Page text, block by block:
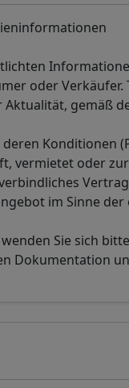
oder
gemäß
Konditionen
vermietet oder
im Sinne
Sie sich
Dokumentation